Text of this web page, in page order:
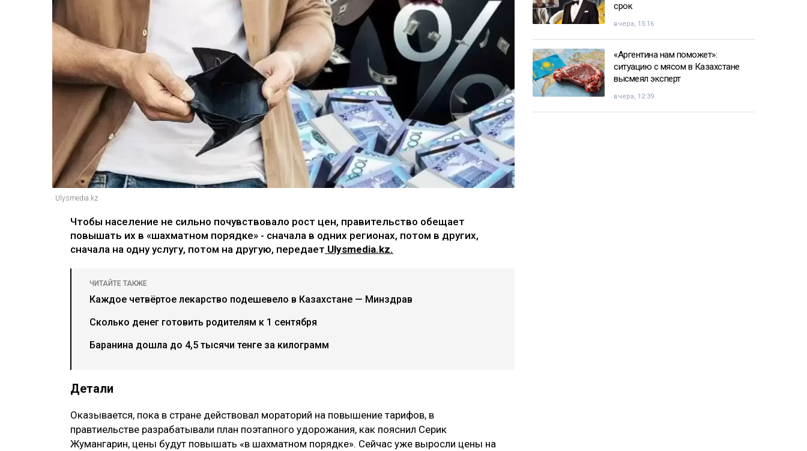
Ulysmedia.kz
Чтобы население не сильно почувствовало рост цен, правительство обещает
повышать их в «шахматном порядке» - сначала в одних регионах, потом в других,
сначала на одну услугу, потом на другую, передает Ulysmedia.kz.
ЧИТАЙТЕ ТАКЖЕ
Каждое четвёртое лекарство подешевело в Казахстане — Минздрав
Сколько денег готовить родителям к 1 сентября
Баранина дошла до 4,5 тысячи тенге за килограмм
Детали
Оказывается, пока в стране действовал мораторий на повышение тарифов, в
правтиельстве разрабатывали план поэтапного удорожания, как пояснил Серик
Жумангарин, цены будут повышать «в шахматном порядке». Сейчас уже выросли цены на
срок
вчера, 15:16
«Аргентина нам поможет»:
ситуацию с мясом в Казахстане
высмеял эксперт
вчера, 12:39